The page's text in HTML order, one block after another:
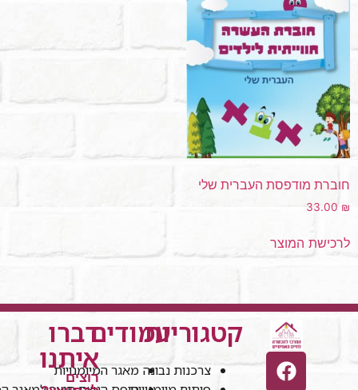
חוברת מודפסת העברית שלי
33.00 ₪
לרכישת המוצר
קטגוריות
צרכנות נבונה
עמודים
מאגר המיומנויות
דברו
איתנו
רוצים